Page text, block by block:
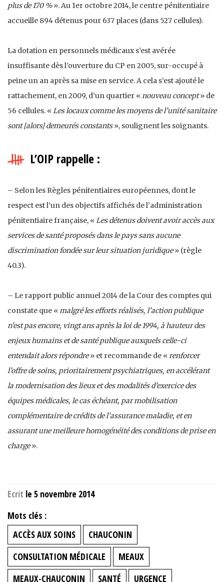
plus de 170 %». Au 1er octobre 2014, le centre pénitentiaire
accueille 894 détenus pour 637 places (dans 527 cellules).
La dotation en personnels médicaux s’est avérée
insuffisante dès l’ouverture du CP en 2005, sur-occupé à
peine un an après sa mise en service. A cela s’est ajouté le
rattachement, en 2009, d’un quartier « nouveau concept» de
56 cellules. « Les locaux comme les moyens de l’unité sanitaire
sont [alors] demeurés constants», soulignent les soignants.
L’OIP rappelle :
– Selon les Règles pénitentiaires européennes, dont le
respect est l’un des objectifs affichés de l’administration
pénitentiaire française, « Les détenus doivent avoir accès aux
services de santé proposés dans le pays sans aucune
discrimination fondée sur leur situation juridique» (règle
40.3).
– Le rapport public annuel 2014 de la Cour des comptes qui
constate que « malgré les efforts réalisés, l’action publique
n’est pas encore, vingt ans après la loi de 1994, à hauteur des
enjeux humains et de santé publique auxquels celle-ci
entendait alors répondre» et recommande de « renforcer
l’offre de soins, prioritairement psychiatriques, en accélérant
la modernisation des lieux et des modalités d’exercice des
équipes médicales, le cas échéant, par mobilisation
complémentaire de crédits de l’assurance maladie, et en
assurant une meilleure homogénéité des conditions de prise en
charge».
Ecrit le 5 novembre 2014
Mots clés :
ACCÈS AUX SOINS
CHAUCONIN
CONSULTATION MÉDICALE
MEAUX
MEAUX-CHAUCONIN
SANTÉ URGENCE